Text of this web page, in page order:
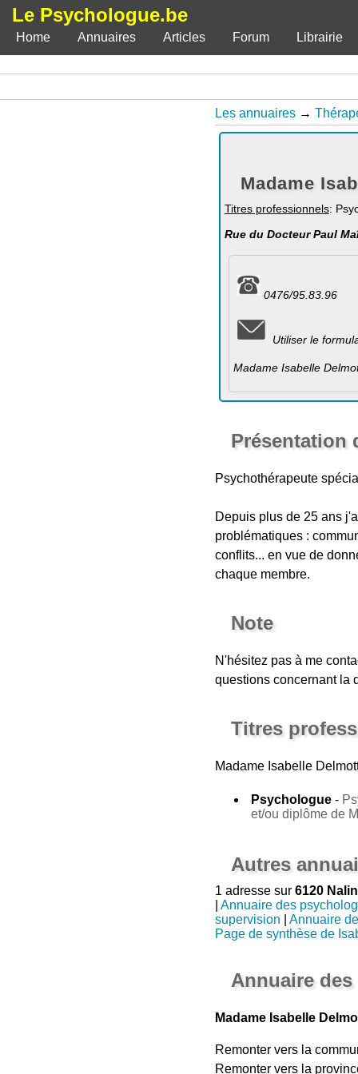
Le Psychologue.be
Home Annuaires Articles Forum Librairie
Les annuaires →
Madame
Titres professionnels:
Rue du Docteur Paul
0476/95.83.96
Utiliser le
Madame Isabelle
Présentation
Psychothérapeute
Depuis plus de 25 ans
problématiques :
conflits... en vue de
chaque membre.
Note
N'hésitez pas à me
questions concernant la
Titres
Madame Isabelle
Psychologue-
et/ou diplôme de
Autres
1 adresse sur 6120
Annuaire des
supervision
Annuaire
Page de synthèse de
Annuaire
Madame Isabelle
Remonter vers la
Remonter vers la